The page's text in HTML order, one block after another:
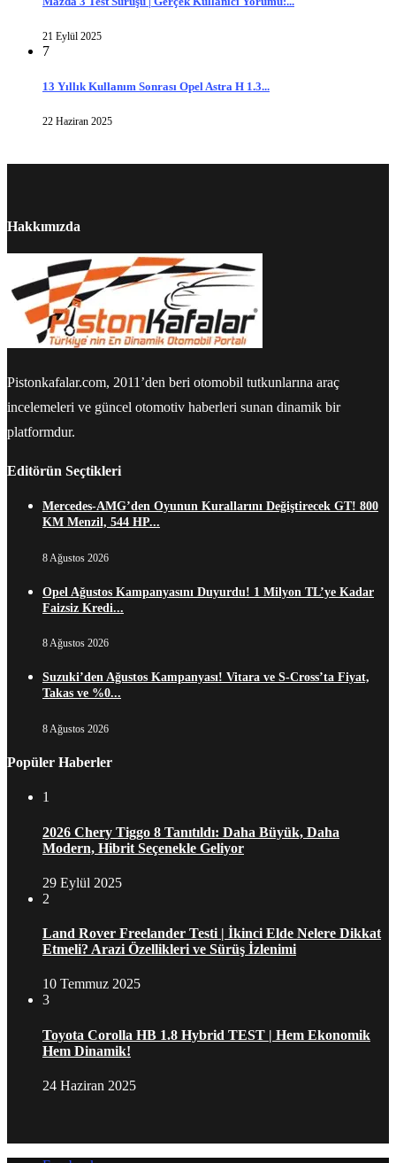
21 Eylül 2025
7
13 Yıllık Kullanım Sonrası Opel Astra H 1.3...
22 Haziran 2025
Hakkımızda
Pistonkafalar.com, 2011’den beri otomobil tutkunlarına araç
incelemeleri ve güncel otomotiv haberleri sunan dinamik bir
platformdur.
Editörün Seçtikleri
Mercedes-AMG’den Oyunun Kurallarını Değiştirecek GT! 800
KM Menzil, 544 HP...
8 Ağustos 2026
Opel Ağustos Kampanyasını Duyurdu! 1 Milyon TL’ye Kadar
Faizsiz Kredi...
8 Ağustos 2026
Suzuki’den Ağustos Kampanyası! Vitara ve S-Cross’ta Fiyat,
Takas ve %0...
8 Ağustos 2026
Popüler Haberler
1
2026 Chery Tiggo 8 Tanıtıldı: Daha Büyük, Daha
Modern, Hibrit Seçenekle Geliyor
29 Eylül 2025
2
Land Rover Freelander Testi | İkinci Elde Nelere Dikkat
Etmeli? Arazi Özellikleri ve Sürüş İzlenimi
10 Temmuz 2025
3
Toyota Corolla HB 1.8 Hybrid TEST | Hem Ekonomik
Hem Dinamik!
24 Haziran 2025